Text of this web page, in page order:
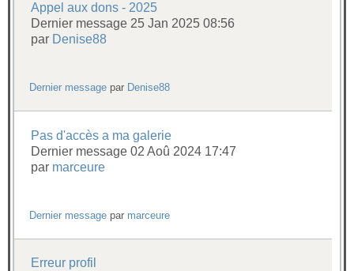
Appel aux dons - 2025
Dernier message 25 Jan 2025 08:56
par Denise88
Dernier message par Denise88
Pas d'accès a ma galerie
Dernier message 02 Aoû 2024 17:47
par marceure
Dernier message par marceure
Erreur profil